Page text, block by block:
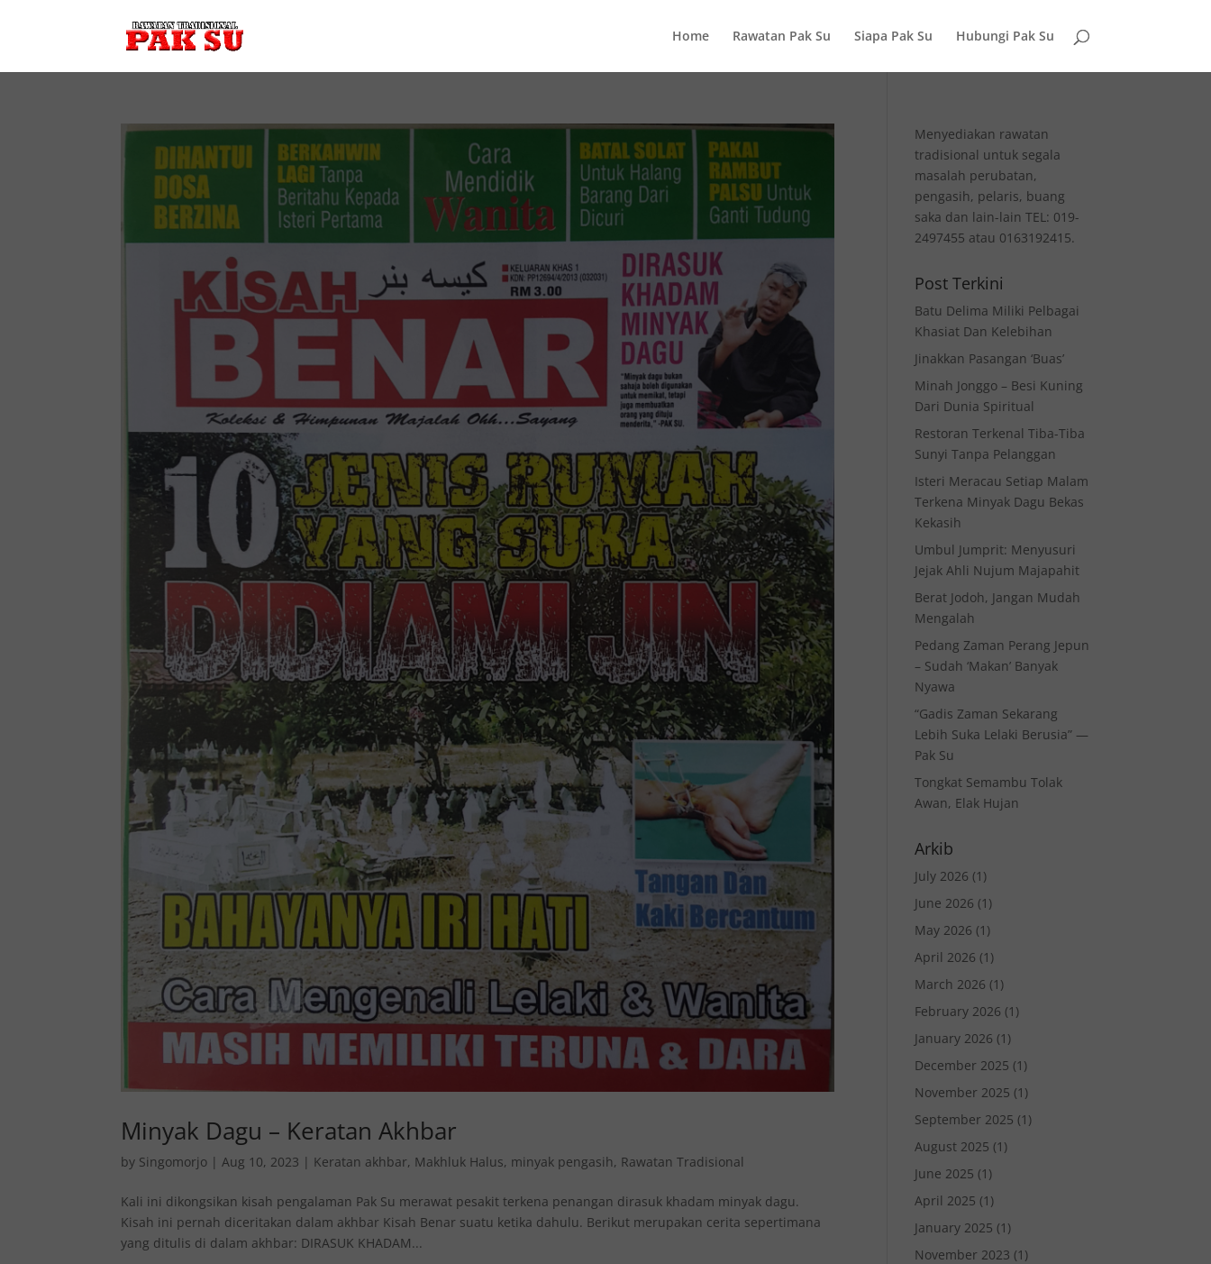
Home Rawatan Pak Su Siapa Pak Su Hubungi Pak Su
Minyak Dagu – Keratan Akhbar
by Singomorjo |Aug 10, 2023 | Keratan akhbar, Makhluk Halus, minyak pengasih, Rawatan Tradisional
Kali ini dikongsikan kisah pengalaman Pak Su merawat pesakit terkena penangan dirasuk khadam minyak dagu.
Kisah ini pernah diceritakan dalam akhbar Kisah Benar suatu ketika dahulu. Berikut merupakan cerita sepertimana
yang ditulis di dalam akhbar: DIRASUK KHADAM...
Menyediakan rawatan
tradisional untuk segala
masalah perubatan,
pengasih, pelaris, buang
saka dan lain-lain TEL: 019-
2497455 atau 0163192415.
Post Terkini
Batu Delima Miliki Pelbagai
Khasiat Dan Kelebihan
Jinakkan Pasangan ‘Buas’
Minah Jonggo – Besi Kuning
Dari Dunia Spiritual
Restoran Terkenal Tiba-Tiba
Sunyi Tanpa Pelanggan
Isteri Meracau Setiap Malam
Terkena Minyak Dagu Bekas
Kekasih
Umbul Jumprit: Menyusuri
Jejak Ahli Nujum Majapahit
Berat Jodoh, Jangan Mudah
Mengalah
Pedang Zaman Perang Jepun
– Sudah ‘Makan’ Banyak
Nyawa
“Gadis Zaman Sekarang
Lebih Suka Lelaki Berusia” —
Pak Su
Tongkat Semambu Tolak
Awan, Elak Hujan
Arkib
July 2026 (1)
June 2026 (1)
May 2026 (1)
April 2026 (1)
March 2026 (1)
February 2026 (1)
January 2026 (1)
December 2025 (1)
November 2025 (1)
September 2025 (1)
August 2025 (1)
June 2025 (1)
April 2025 (1)
January 2025 (1)
November 2023 (1)